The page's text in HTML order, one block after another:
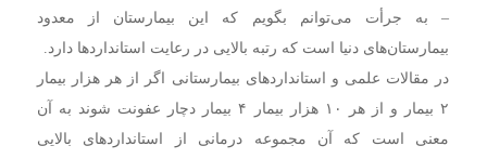
– به جرأت می‌توانم بگویم که این بیمارستان از معدود
بیمارستان‌های دنیا است که رتبه بالایی در رعایت استانداردها دارد.
در مقالات علمی و استانداردهای بیمارستانی اگر از هر هزار بیمار
۲ بیمار و از هر ۱۰ هزار بیمار ۴ بیمار دچار عفونت شوند به آن
معنی است که آن مجموعه درمانی از استانداردهای بالایی